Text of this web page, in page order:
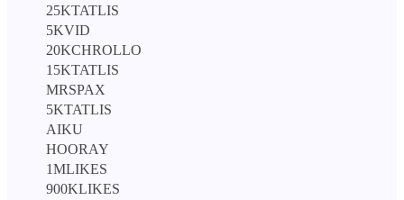
25KTATLIS
5KVID
20KCHROLLO
15KTATLIS
MRSPAX
5KTATLIS
AIKU
HOORAY
1MLIKES
900KLIKES